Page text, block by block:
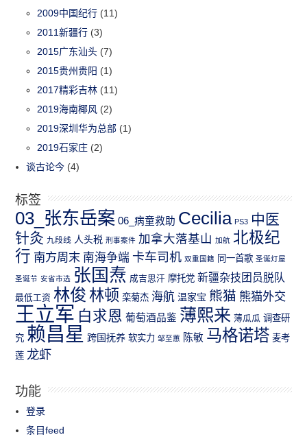
2009中国纪行 (11)
2011新疆行 (3)
2015广东汕头 (7)
2015贵州贵阳 (1)
2017精彩吉林 (11)
2019海南椰风 (2)
2019深圳华为总部 (1)
2019石家庄 (2)
谈古论今 (4)
标签
03_张东岳案 06_病童救助 Cecilia PS3 中医
针灸 九段线 人头税 刑事案件 加拿大落基山 加航 北极纪
行 南方周末 南海争端 卡车司机 双重国籍 同一首歌 圣诞灯屋
圣诞节 安省市选 张国焘 成吉思汗 摩托党 新疆杂技团员脱队
最低工资 林俊 林顿 栾菊杰 海航 温家宝 熊猫 熊猫外交
王立军 白求恩 葡萄酒品鉴 薄熙来 薄瓜瓜 调查研
究 赖昌星 跨国抚养 软实力 邹至蕙 陈敏 马格诺塔 麦考
莲 龙虾
功能
登录
条目feed